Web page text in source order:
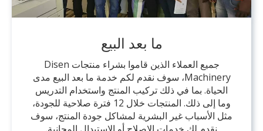
ما بعد البيع
جميع العملاء الذين قاموا بشراء منتجات Disen
Machinery، سوف نقدم لكم خدمة ما بعد البيع مدى
الحياة. بما في ذلك تركيب المنتج واستخدام التدريس
وما إلى ذلك. المنتجات خلال 12 فترة صلاحية للجودة،
مثل الأسباب غير البشرية لمشاكل جودة المنتج، سوف